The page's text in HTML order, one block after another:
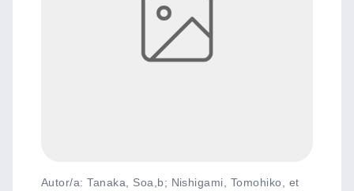
Autor/a: Tanaka, Soa,b; Nishigami, Tomohiko, et